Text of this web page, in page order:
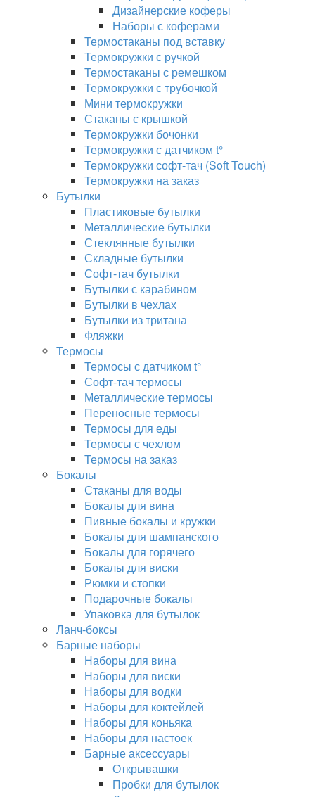
Дизайнерские коферы
Наборы с коферами
Термостаканы под вставку
Термокружки с ручкой
Термостаканы с ремешком
Термокружки с трубочкой
Мини термокружки
Стаканы с крышкой
Термокружки бочонки
Термокружки с датчиком t°
Термокружки софт-тач (Soft Touch)
Термокружки на заказ
Бутылки
Пластиковые бутылки
Металлические бутылки
Стеклянные бутылки
Складные бутылки
Софт-тач бутылки
Бутылки с карабином
Бутылки в чехлах
Бутылки из тритана
Фляжки
Термосы
Термосы с датчиком t°
Софт-тач термосы
Металлические термосы
Переносные термосы
Термосы для еды
Термосы с чехлом
Термосы на заказ
Бокалы
Стаканы для воды
Бокалы для вина
Пивные бокалы и кружки
Бокалы для шампанского
Бокалы для горячего
Бокалы для виски
Рюмки и стопки
Подарочные бокалы
Упаковка для бутылок
Ланч-боксы
Барные наборы
Наборы для вина
Наборы для виски
Наборы для водки
Наборы для коктейлей
Наборы для коньяка
Наборы для настоек
Барные аксессуары
Открывашки
Пробки для бутылок